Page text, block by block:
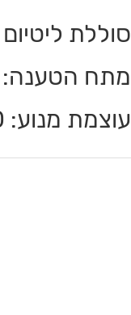
סוללת ליטיום
מתח הטענה: 5V
עוצמת מנוע: 30 W